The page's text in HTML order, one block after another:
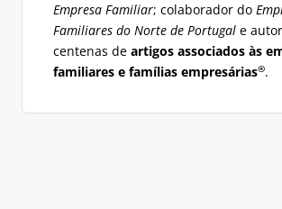
Empresa Familiar; colaborador do
Familiares do Norte de Portugal e
centenas de artigos associados às
familiares e famílias empresárias®.